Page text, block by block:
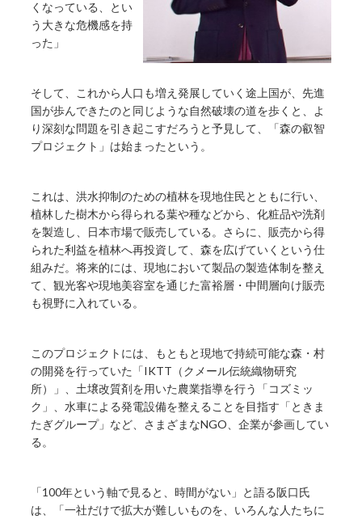
くなっている、とい
う大きな危機感を持
った」
そして、これから人口も増え発展していく途上国が、先進
国が歩んできたのと同じような自然破壊の道を歩くと、よ
り深刻な問題を引き起こすだろうと予見して、「森の叡智
プロジェクト」は始まったという。
これは、洪水抑制のための植林を現地住民とともに行い、
植林した樹木から得られる葉や種などから、化粧品や洗剤
を製造し、日本市場で販売している。さらに、販売から得
られた利益を植林へ再投資して、森を広げていくという仕
組みだ。将来的には、現地において製品の製造体制を整え
て、観光客や現地美容室を通じた富裕層・中間層向け販売
も視野に入れている。
このプロジェクトには、もともと現地で持続可能な森・村
の開発を行っていた「IKTT（クメール伝統織物研究
所）」、土壌改質剤を用いた農業指導を行う「コズミッ
ク」、水車による発電設備を整えることを目指す「ときま
たぎグループ」など、さまざまなNGO、企業が参画してい
る。
「100年という軸で見ると、時間がない」と語る阪口氏
は、「一社だけで拡大が難しいものを、いろんな人たちに